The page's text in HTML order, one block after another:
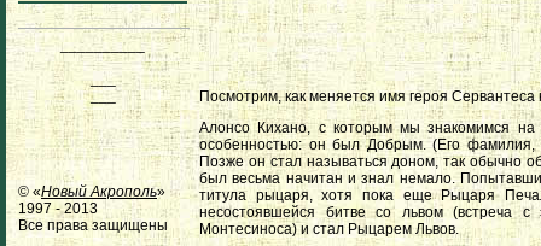
__________
___
___
© «Новый Акрополь»
1997 - 2013
Все права защищены
Посмотрим, как меняется имя героя
Алонсо Кихано, с которым мы знакомимся
особенностью: он был Добрым. (Его фамилия,
Позже он стал называться доном, так обычно
был весьма начитан и знал немало.
титула рыцаря, хотя пока еще Рыцаря
несостоявшейся битве со львом (встреча
Монтесиноса) и стал Рыцарем Львов.